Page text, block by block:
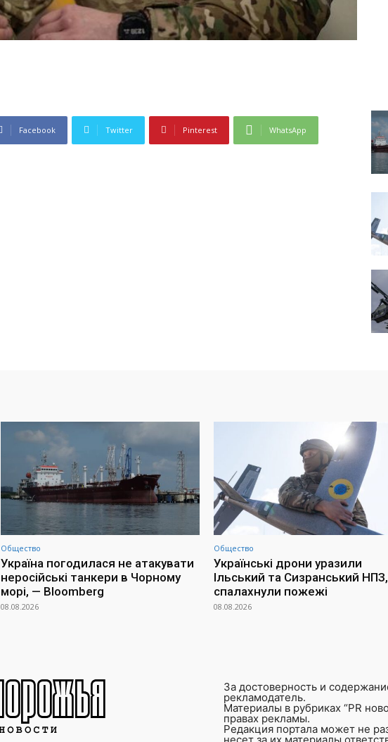
Facebook Twitter Pinterest WhatsApp
Общество
Україна погодилася не атакувати
неросійські танкери в Чорному
морі, — Bloomberg
08.08.2026
Общество
Українські дрони уразили
Ільський та Сизранський НПЗ,
спалахнули пожежі
08.08.2026
За достоверность и
рекламодатель.
Материалы в рубриках “PR
правах рекламы.
Редакция портала может не